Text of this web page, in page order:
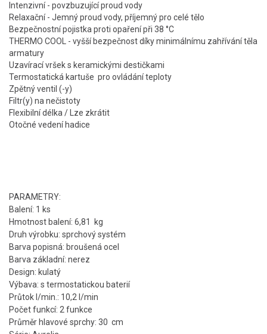
Intenzivní - povzbuzující proud vody
Relaxační - Jemný proud vody, příjemný pro celé tělo
Bezpečnostní pojistka proti opaření při 38 °C
THERMO COOL - vyšší bezpečnost díky minimálnímu zahřívání těla
armatury
Uzavírací vršek s keramickými destičkami
Termostatická kartuše pro ovládání teploty
Zpětný ventil (-y)
Filtr(y) na nečistoty
Flexibilní délka / Lze zkrátit
Otočné vedení hadice
PARAMETRY:
Balení: 1 ks
Hmotnost balení: 6,81 kg
Druh výrobku: sprchový systém
Barva popisná: broušená ocel
Barva základní: nerez
Design: kulatý
Výbava: s termostatickou baterií
Průtok l/min.: 10,2 l/min
Počet funkcí: 2 funkce
Průměr hlavové sprchy: 30 cm